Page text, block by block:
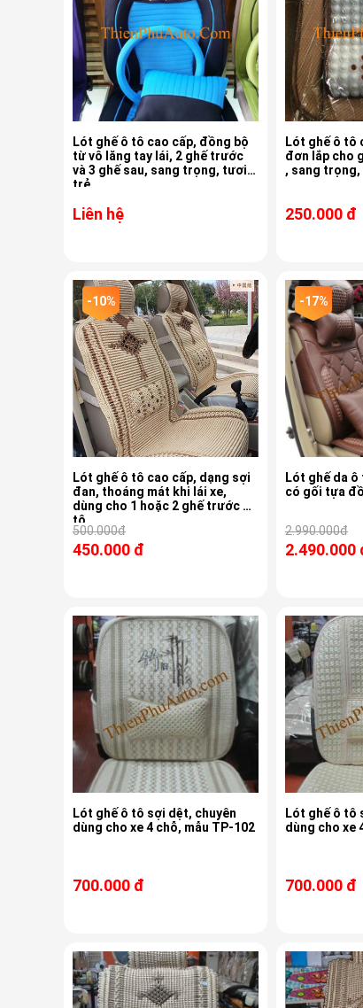
Lót ghế ô tô cao cấp, đồng bộ
từ vô lăng tay lái, 2 ghế trước
và 3 ghế sau, sang trọng, tươi
trẻ
Liên hệ
Lót ghế ô tô
đơn lắp cho
, sang
250.000 đ
-10%
Lót ghế ô tô cao cấp, dạng sợi
đan, thoáng mát khi lái xe,
dùng cho 1 hoặc 2 ghế trước ô
tô
500.000đ
450.000 đ
-17%
Lót ghế da ô
có gối tựa
2.990.000đ
2.490.000
Lót ghế ô tô sợi dệt, chuyên
dùng cho xe 4 chỗ, mẫu TP-102
700.000 đ
Lót ghế ô tô
dùng cho xe
700.000 đ